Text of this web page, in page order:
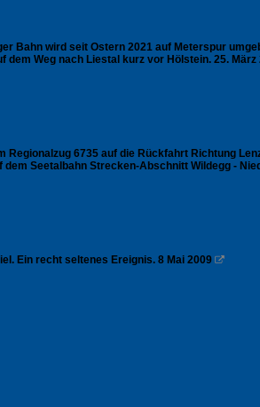
Bahn wird seit Ostern 2021 auf Meterspur
dem Weg nach Liestal kurz vor Hölstein. 25. März
Regionalzug 6735 auf die Rückfahrt Richtung
Seetalbahn Strecken-Abschnitt Wildegg -
Ein recht seltenes Ereignis. 8 Mai 2009 